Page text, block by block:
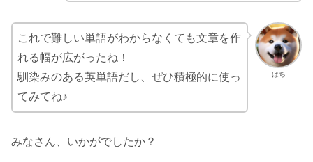
はち
これで難しい単語がわからなくても文章を作
れる幅が広がったね！
馴染みのある英単語だし、ぜひ積極的に使っ
てみてね♪
みなさん、いかがでしたか？